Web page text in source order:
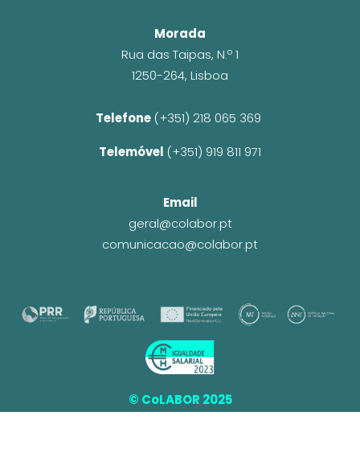
Morada
Rua das Taipas, N.º 1
1250-264, Lisboa
Telefone (+351) 218 065 369
Telemóvel (+351) 919 811 971
Email
geral@colabor.pt
comunicacao@colabor.pt
© CoLABOR 2025